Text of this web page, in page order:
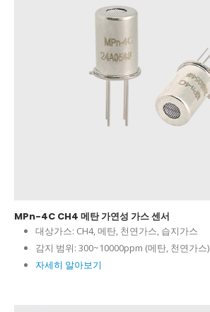
MPn-4C CH4 메탄 가연성 가스 센서
대상가스: CH4, 메탄, 천연가스, 습지가스
감지 범위: 300~10000ppm (메탄, 천연가스)
자세히 알아보기